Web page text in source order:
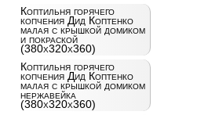
Коптильня горячего
копчения Дид Коптенко
малая с крышкой домиком
и покраской
(380x320x360)
Коптильня горячего
копчения Дид Коптенко
малая с крышкой домиком
нержавейка
(380x320x360)